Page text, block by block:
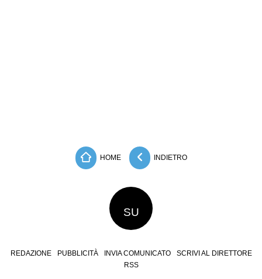
HOME INDIETRO
SU
REDAZIONE PUBBLICITÀ INVIA COMUNICATO
SCRIVI AL DIRETTORE
RSS